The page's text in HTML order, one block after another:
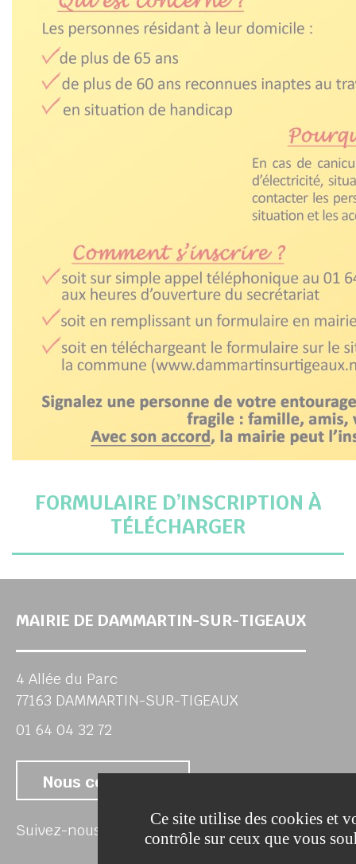
FORMULAIRE D’INSCRIPTION À
TÉLÉCHARGER
MAIRIE DE DAMMARTIN-SUR-TIGEAUX
4 Allée du Parc
77163 DAMMARTIN-SUR-TIGEAUX
01 64 04 32 72
Nous contacter
Suivez-nous
Ce site utilise des cookies et
contrôle sur ceux que vous